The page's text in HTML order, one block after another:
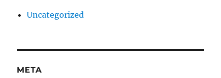
Uncategorized
META